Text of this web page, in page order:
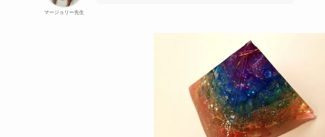
マージョリー先生